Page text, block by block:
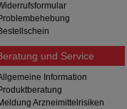
und Service
Information
Arzneimittelrisiken